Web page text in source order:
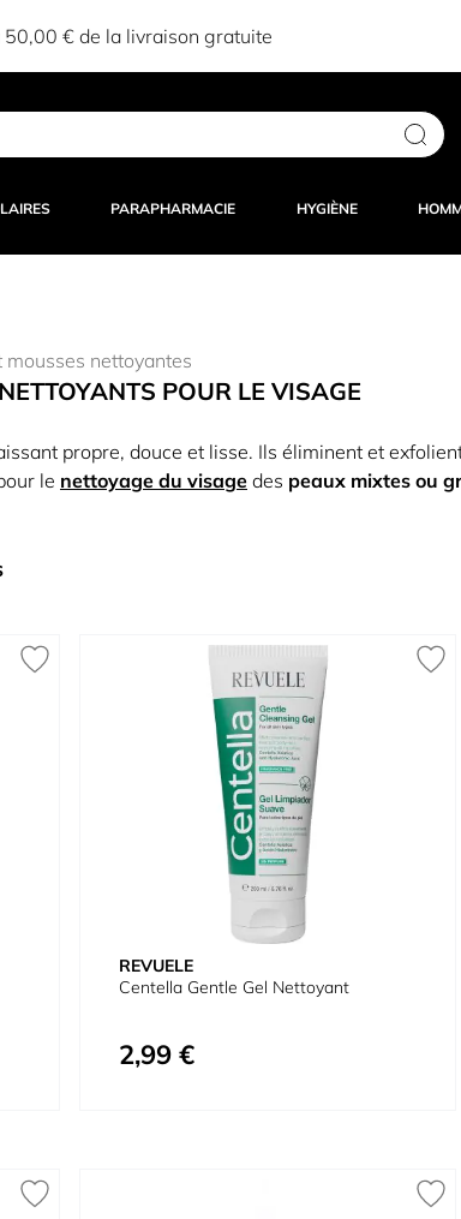
50,00 € de la livraison gratuite
PARAPHARMACIE HYGIÈNE
mousses nettoyantes
POUR LE VISAGE
propre, douce et lisse. Ils éliminent et
le nettoyage du visage des peaux mixtes ou
REVUELE
Centella Gentle Gel Nettoyant
2,99 €